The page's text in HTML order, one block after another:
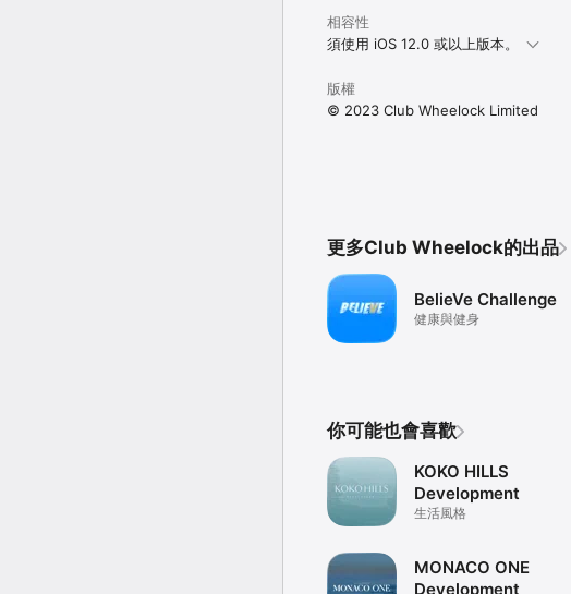
相容性
須使用 iOS 12.0 或以上版本。
版權
© 2023 Club Wheelock Limited
更多Club Wheelock的出品
BelieVe Challenge
健康與健身
你可能也會喜歡
KOKO HILLS
Development
生活風格
MONACO ONE
Development